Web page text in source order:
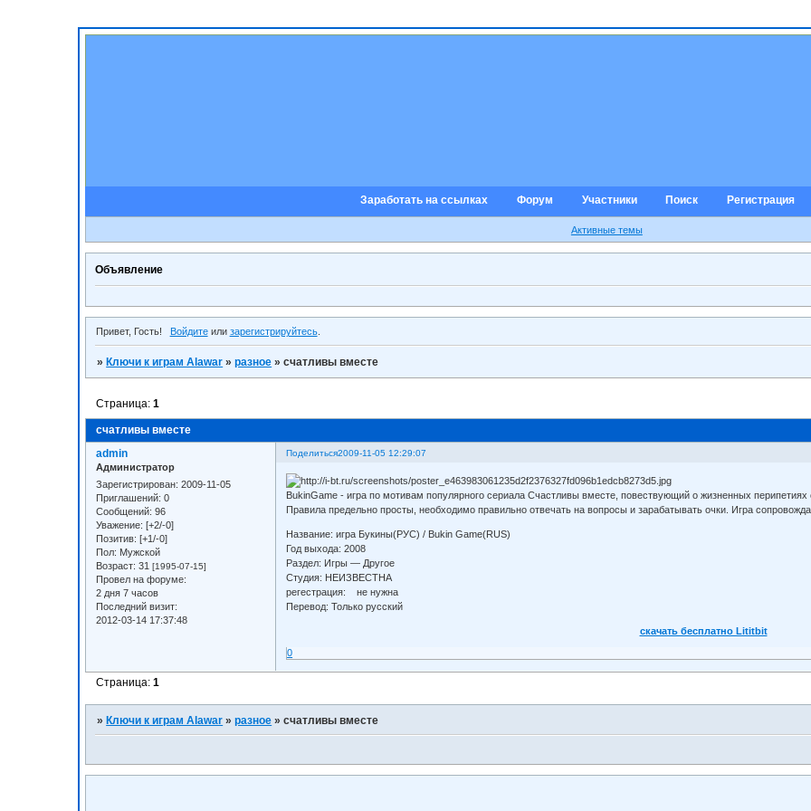
Заработать на ссылках Форум Участники Поиск Регистрация
Активные темы
Объявление
Привет, Гость! Войдитеили зарегистрируйтесь.
»Ключи к играм Alawar »разное »счатливы вместе
счатливы вместе
Страница:1
Поделиться2009-11-05 12:29:07
admin
Администратор
Зарегистрирован: 2009-11-05
Приглашений: 0
Сообщений: 96
Уважение: [+2/-0]
Позитив: [+1/-0]
Пол: Мужской
Возраст: 31[1995-07-15]
Провел на форуме:
2 дня 7 часов
Последний визит:
2012-03-14 17:37:48
BukinGame - игра по мотивам популярного сериала Счастливы вместе, повествующий о жизненных перипетиях
Правила предельно просты, необходимо правильно отвечать на вопросы и зарабатывать очки. Игра
Название: игра Букины(РУС) / Bukin Game(RUS)
Год выхода: 2008
Раздел: Игры — Другое
Студия: НЕИЗВЕСТНА
регестрация: не нужна
Перевод: Только русский
скачать бесплатно Lititbit
0
Страница:1
» Ключи к играм Alawar »разное »счатливы вместе